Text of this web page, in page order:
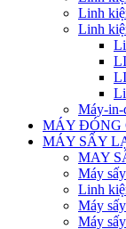
Linh
Linh
Máy-in-
MÁY ĐÓNG
MÁY SẤY
MAY
Máy
Linh
Máy
Máy